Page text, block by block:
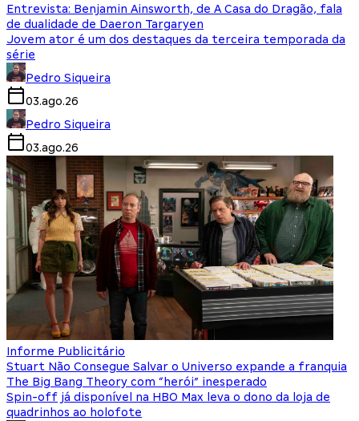
Entrevista: Benjamin Ainsworth, de A Casa do Dragão, fala
de dualidade de Daeron Targaryen
Jovem ator é um dos destaques da terceira temporada da
série
Pedro Siqueira
03.ago.26
Pedro Siqueira
03.ago.26
Informe Publicitário
Stuart Não Consegue Salvar o Universo expande a franquia
The Big Bang Theory com “herói” inesperado
Spin-off já disponível na HBO Max leva o dono da loja de
quadrinhos ao holofote